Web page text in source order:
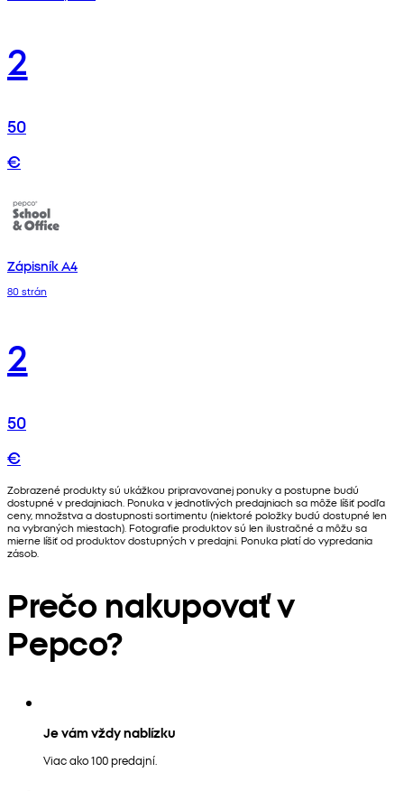
2
50
€
Zápisník A4
80 strán
2
50
€
Zobrazené produkty sú ukážkou pripravovanej ponuky a postupne budú
dostupné v predajniach. Ponuka v jednotlivých predajniach sa môže líšiť podľa
ceny, množstva a dostupnosti sortimentu (niektoré položky budú dostupné len
na vybraných miestach). Fotografie produktov sú len ilustračné a môžu sa
mierne líšiť od produktov dostupných v predajni. Ponuka platí do vypredania
zásob.
Prečo nakupovať v
Pepco?
Je vám vždy nablízku
Viac ako 100 predajní.